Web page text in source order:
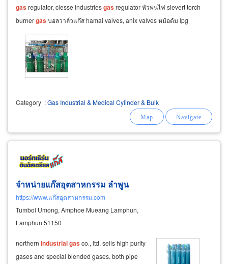
gasregulator, clesse industriesgasregulator หัวพ่นไฟ sievert torch
burnergasบอลวาล์วแก๊ส hamai valves, anix valves หม้อต้ม lpg
kosangas electronic
Category :Gas Industrial & Medical Cylinder & Bulk
จำหน่ายแก๊สอุตสาหกรรม ลำพูน
https://www.แก๊สอุตสาหกรรม.com
Tumbol Umong, Amphoe Mueang Lamphun,
Lamphun 51150
northern industrialgasco., ltd. sells high purity
gases and special blended gases. both pipe